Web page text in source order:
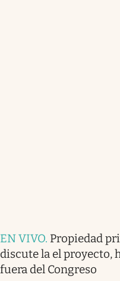
EN VIVO. Propiedad
discute la el proyecto,
fuera del Congreso